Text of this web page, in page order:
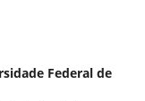
Federal de